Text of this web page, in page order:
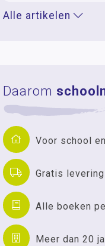
Alle artikelen
Daarom
Voor school
Gratis
Alle boeken
Meer dan 20